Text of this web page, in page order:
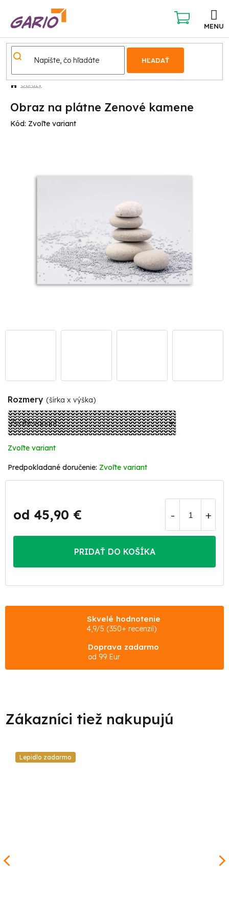
obsah
HĽADAŤ
NÁKUPNÝ
KOŠÍK
Obrazy
Obraz na plátne Zenové kamene
Kód: Zvoľte variant
Rozmery (šírka x výška)
Zvoľte variant
Zvoľte variant
od 45,90 €
Jednotková
cena:
PRIDAŤ DO KOŠÍKA
Skvelé hodnotenie
4,9/5 (350+ recenzií)
Doprava zadarmo
od 99 Eur
Lepidlo zadarmo